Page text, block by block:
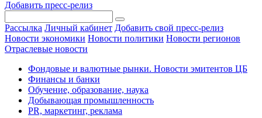
Добавить пресс-релиз
Рассылка Личный кабинет Добавить свой пресс-релиз
Новости экономики Новости политики Новости регионов
Отраслевые новости
Фондовые и валютные рынки. Новости эмитентов ЦБ
Финансы и банки
Обучение, образование, наука
Добывающая промышленность
PR, маркетинг, реклама